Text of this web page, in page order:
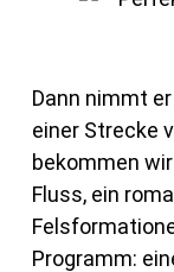
Dann nimmt
einer Strecke
bekommen
Fluss, ein
Programm: